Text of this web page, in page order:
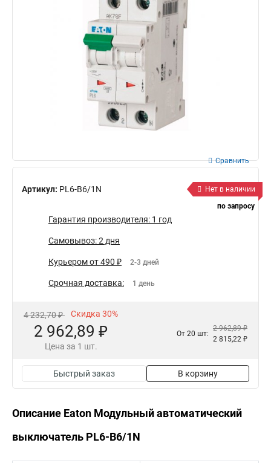
Артикул: PL6-B6/1N
Сравнить
Нет в наличии
по запросу
Гарантия производителя: 1 год
Самовывоз: 2 дня
Курьером от 490 ₽ 2-3 дней
Срочная доставка: 1 день
4 232,70 ₽ Скидка 30%
2 962,89 ₽
Цена за 1 шт.
От 20 шт:
2 962,89 ₽
2 815,22 ₽
Быстрый заказ В корзину
Описание Eaton Модульный автоматический
выключатель PL6-B6/1N